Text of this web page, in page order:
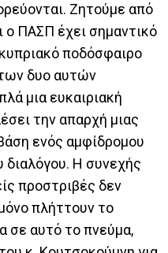
Ζητούμε από
ο ΠΑΣΠ έχει σημαντικό
ποδόσφαιρο
δυο αυτών
μια ευκαιριακή
την απαρχή μιας
ενός αμφίδρομου
διαλόγου. Η συνεχής
προστριβές δεν
πλήττουν το
σε αυτό το πνεύμα,